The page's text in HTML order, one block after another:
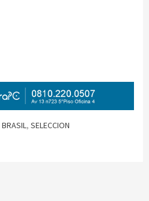
BRASIL, SELECCION